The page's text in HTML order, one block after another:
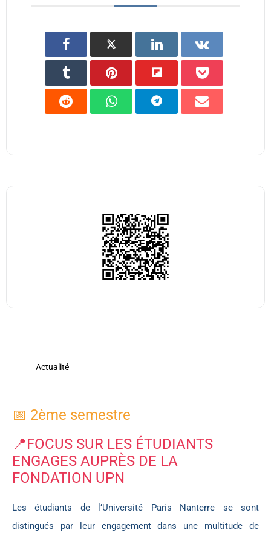
Actualité
📅 2ème semestre
📍FOCUS SUR LES ÉTUDIANTS
ENGAGES AUPRÈS DE LA
FONDATION UPN
Les étudiants de l’Université Paris Nanterre se sont
distingués par leur engagement dans une multitude de